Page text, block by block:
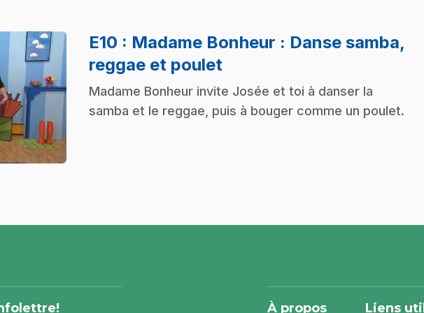
E10 : Madame Bonheur : Danse samba,
reggae et poulet.
.Madame Bonheur invite Josée et toi à danser la
samba et le reggae, puis à bouger comme un poulet.
À propos Liens